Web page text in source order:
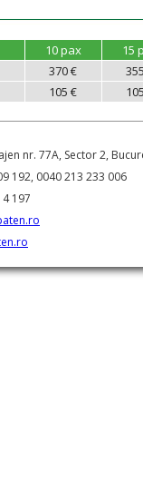
10 pax
15
370 €
105 €
nr. 77A, Sector 2,
192, 0040 213 233 006
197